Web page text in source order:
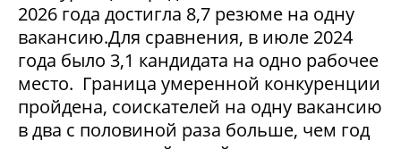
2026 года достигла 8,7 резюме на одну
вакансию.Для сравнения, в июле 2024
года было 3,1 кандидата на одно рабочее
место. Граница умеренной конкуренции
пройдена, соискателей на одну вакансию
в два с половиной раза больше, чем год